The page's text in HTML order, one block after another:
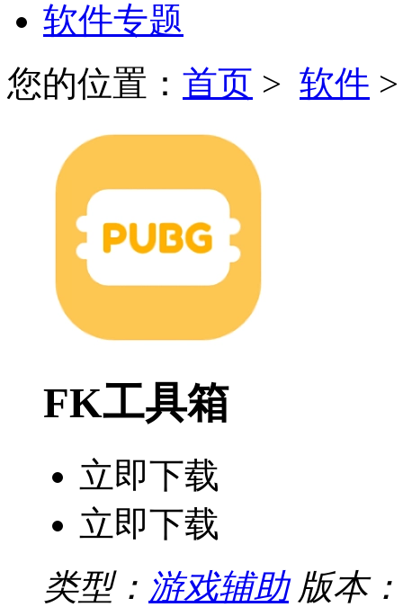
软件专题
您的位置： 首页 > 软件
FK工具箱
立即下载
立即下载
类型： 游戏辅助 版本